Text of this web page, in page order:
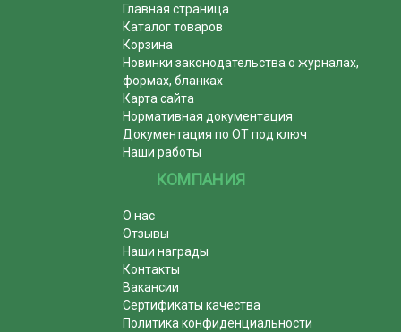
Главная страница
Каталог товаров
Корзина
Новинки законодательства о журналах,
формах, бланках
Карта сайта
Нормативная документация
Документация по ОТ под ключ
Наши работы
КОМПАНИЯ
О нас
Отзывы
Наши награды
Контакты
Вакансии
Сертификаты качества
Политика конфиденциальности